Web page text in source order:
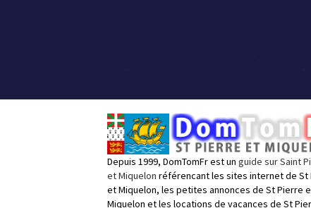
Depuis 1999, DomTomFr est un guide sur Saint
et Miquelon référencant les sites internet de St
et Miquelon, les petites annonces de St Pierre
Miquelon et les locations de vacances de St